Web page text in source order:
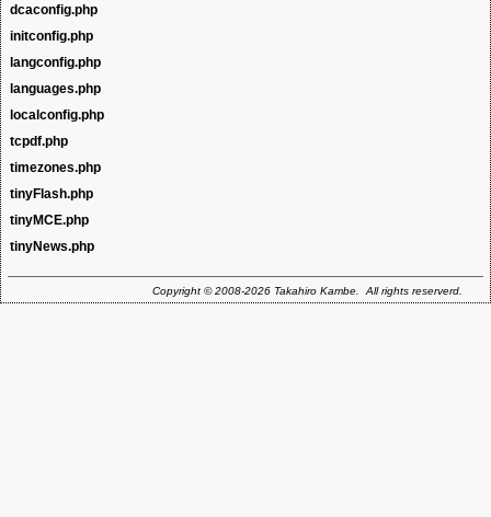
た。定義している内容はlocalconfig.phpで再定義できますので、このファイルは
変更してはなりません。
ISO 3166-1の国コードに対する、国名のArrayを定義していて、おそらく国を
選択するメニューで使用しています。
dcaconfig.php
データ格納配列(DCA)を何か変更したい場合に、元のファイルを変更する代
わりに変更内容を記述できるファイルです。
Contao 2.11からはインストールツールが作成するようになり、配布ファイル
initconfig.php
バックエンドとフロントエンドに、カスタマイズ用の初期化処理を追加する
目的のファイルです。
Contao 2.11からはインストールツールが作成するようになり、配布ファイル
langconfig.php
言語ファイルをカスタマイズするためのコードを書くためのファイルです。
Contao 2.11からはインストールツールが作成するようになり、配布ファイル
には含まれていません。
languages.php
ISO 639-1とISO 639-2の言語コードに対する言語名のArrayで、言語を選択す
るメニューで使用しています。
localconfig.php
サイトに依存した設定を行うファイルです。
Contao 2.11からはインストールツールが作成するようになり、配布ファイル
には含まれていません。必要に応じて手作業で編集が必要な場合もあります。
tcpdf.php
tcpdf用の設定ファイルです。
timezones.php
タイムゾーンのArrayを含んだファイルで、タイムゾーンを選択するメニュー
で使用されています。
tinyFlash.php
Flashコンテンツ用のリッチテキストエディター用のtinyMCEの設定ファイル
です。
tinyMCE.php
一般的なリッチテキストエディター用のtinyMCEの設定ファイルです。
tinyNews.php
ニュースレターの編集用のtinyMCEの設定ファイルです。
Copyright © 2008-2026 Takahiro Kambe. All rights reserverd.